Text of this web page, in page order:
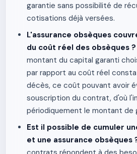
garantie sans possibilité de
cotisations déjà versées.
L'assurance obsèques
du coût réel des obsèques ?
montant du capital garanti
par rapport au coût réel
décès, ce coût pouvant avoir
souscription du contrat, d'où
périodiquement le montant de
Est il possible de cumuler
et une assurance obsèques